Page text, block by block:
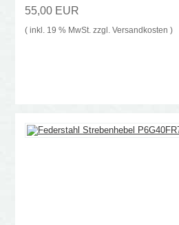
55,00 EUR
( inkl. 19 % MwSt. zzgl. Versandkosten )